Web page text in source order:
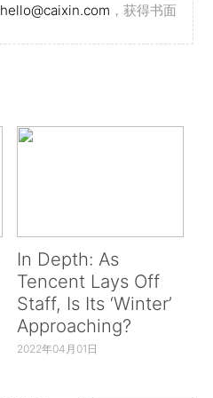
hello@caixin.com ，获得书面
In Depth: As
Tencent Lays Off
Staff, Is Its ‘Winter’
Approaching?
2022年04月01日